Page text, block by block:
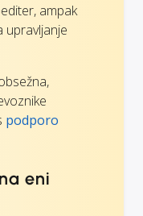
ampak
upravljanje
podporo
eni